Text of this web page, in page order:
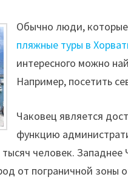
Обычно люди,
пляжные туры в
интересного можно
Например, посетить
Чаковец является
функцию
человек.
от пограничной зоны